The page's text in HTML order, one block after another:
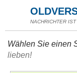
NACHRICHTER
Wählen Sie einen
lieben!